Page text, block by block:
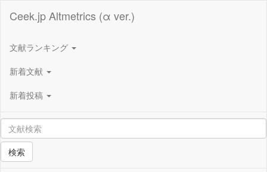
Ceek.jp Altmetrics (α ver.)
文献ランキング
新着文献
新着投稿
検索